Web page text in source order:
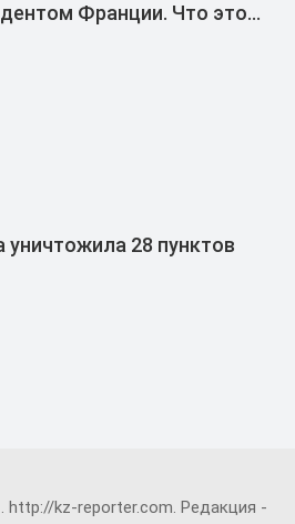
Франции. Что это
28 пунктов
http://kz-reporter.com. Редакция -